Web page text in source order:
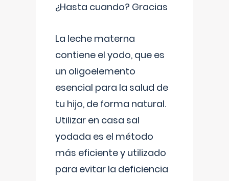
¿Hasta cuando? Gracias
La leche materna
contiene el yodo, que es
un oligoelemento
esencial para la salud de
tu hijo, de forma natural.
Utilizar en casa sal
yodada es el método
más eficiente y utilizado
para evitar la deficiencia